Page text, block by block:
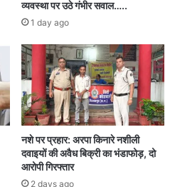
व्यवस्था पर उठे गंभीर सवाल…..
1 day ago
नशे पर प्रहार: अरपा किनारे नशीली
दवाइयों की अवैध बिक्री का भंडाफोड़, दो
आरोपी गिरफ्तार
2 days ago